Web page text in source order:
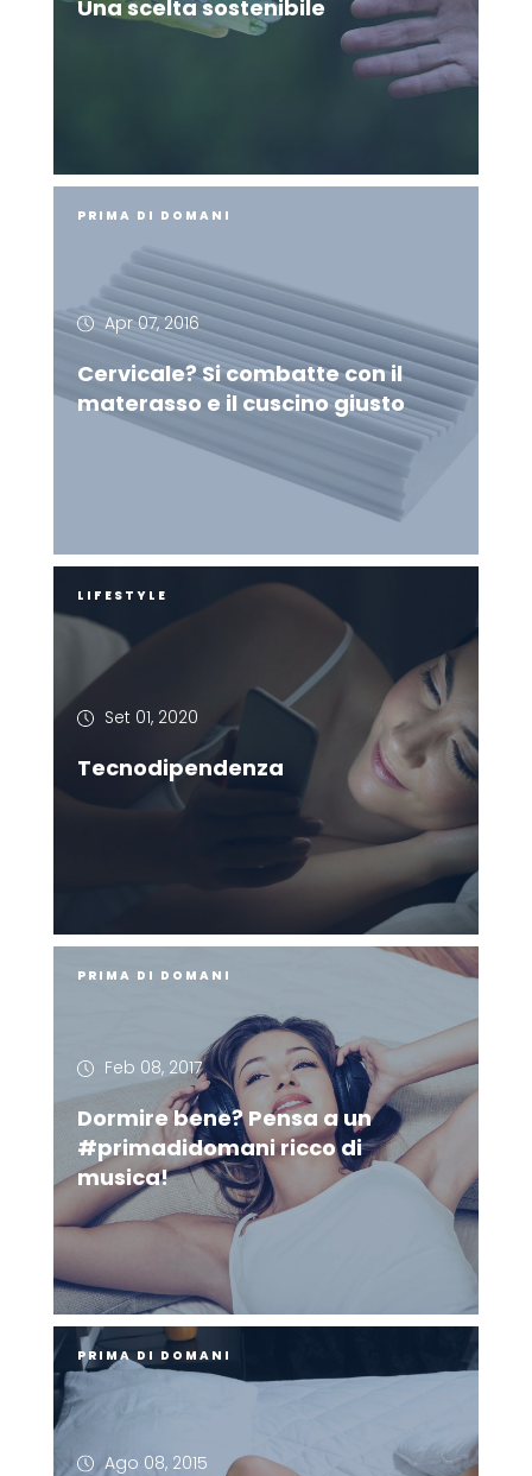
Una scelta sostenibile
PRIMA DI DOMANI
Apr 07, 2016
Cervicale? Si combatte con il
materasso e il cuscino giusto
LIFESTYLE
Set 01, 2020
Tecnodipendenza
PRIMA DI DOMANI
Feb 08, 2017
Dormire bene? Pensa a un
#primadidomani ricco di
musica!
PRIMA DI DOMANI
Ago 08, 2015